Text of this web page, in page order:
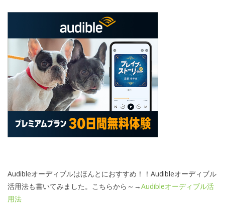
Audibleオーディブルはほんとにおすすめ！！Audibleオーディブル
活用法も書いてみました。こちらから～→Audibleオーディブル活
用法